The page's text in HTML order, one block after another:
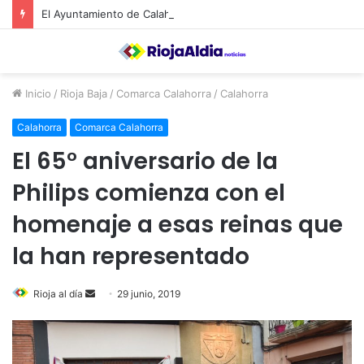
Inicio / Rioja Baja / Comarca Calahorra / Calahorra
Calahorra Comarca Calahorra
El 65° aniversario de la
Philips comienza con el
homenaje a esas reinas que
la han representado
Rioja al día
n
29 junio, 2019